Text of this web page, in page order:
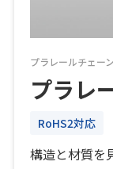
プラレールチェーン
プラレ
RoHS2対応
構造と材質を